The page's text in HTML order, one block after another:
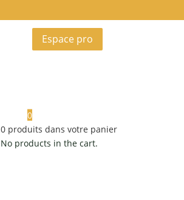
Espace pro
0
0 produits dans votre panier
No products in the cart.